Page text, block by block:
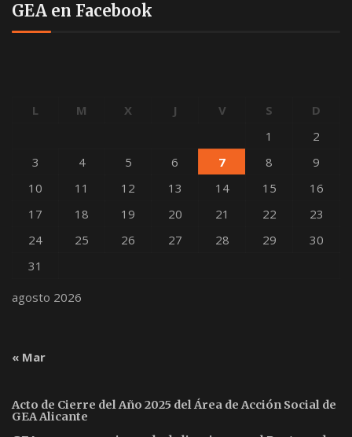
GEA en Facebook
agosto 2026
L M X J V S
D
1
2
3
4 5 6 7 8
9
10
11 12 13 14 15
16
17
18 19 20 21 22
23
24
25 26 27 28 29
30
31
« Mar
Acto de Cierre del Año 2025 del Área de Acción Social de
GEA Alicante